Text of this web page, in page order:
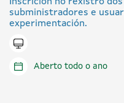
subministradores e
experimentación.
Tramitar en liña
Aberto todo o ano